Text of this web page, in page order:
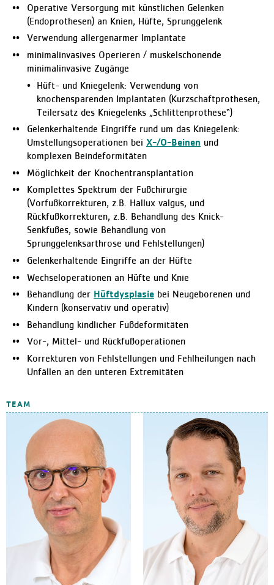
Operative Versorgung mit künstlichen Gelenken
(Endoprothesen) an Knien, Hüfte, Sprunggelenk
Verwendung allergenarmer Implantate
minimalinvasives Operieren / muskelschonende
minimalinvasive Zugänge
Hüft- und Kniegelenk: Verwendung von
knochensparenden Implantaten (Kurzschaftprothesen,
Teilersatz des Kniegelenks „Schlittenprothese“)
Gelenkerhaltende Eingriffe rund um das Kniegelenk:
Umstellungsoperationen bei X-/O-Beinen und
komplexen Beindeformitäten
Möglichkeit der Knochentransplantation
Komplettes Spektrum der Fußchirurgie
(Vorfußkorrekturen, z.B. Hallux valgus, und
Rückfußkorrekturen, z.B. Behandlung des Knick-
Senkfußes, sowie Behandlung von
Sprunggelenksarthrose und Fehlstellungen)
Gelenkerhaltende Eingriffe an der Hüfte
Wechseloperationen an Hüfte und Knie
Behandlung der Hüftdysplasie bei Neugeborenen und
Kindern (konservativ und operativ)
Behandlung kindlicher Fußdeformitäten
Vor-, Mittel- und Rückfußoperationen
Korrekturen von Fehlstellungen und Fehlheilungen nach
Unfällen an den unteren Extremitäten
TEAM